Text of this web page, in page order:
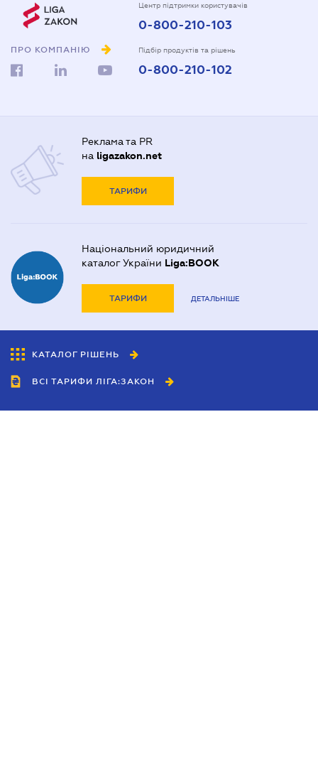
ПРО КОМПАНІЮ
Центр підтримки користувачів
0-800-210-103
Підбір продуктів та рішень
0-800-210-102
Реклама та PR
на ligazakon.net
ТАРИФИ
Національний юридичний
каталог України Liga:BOOK
ТАРИФИ ДЕТАЛЬНІШЕ
КАТАЛОГ РІШЕНЬ
ВСІ ТАРИФИ ЛІГА:ЗАКОН